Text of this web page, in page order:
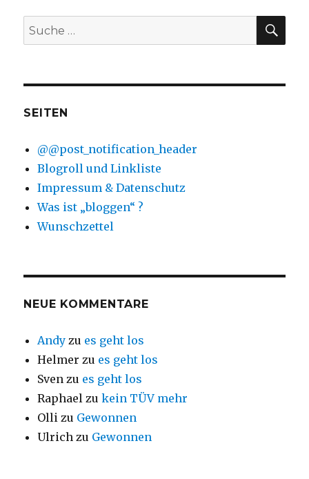
Suche
nach:
SEITEN
@@post_notification_header
Blogroll und Linkliste
Impressum & Datenschutz
Was ist „bloggen“ ?
Wunschzettel
NEUE KOMMENTARE
Andy zu es geht los
Helmer zu es geht los
Sven zu es geht los
Raphael zukein TÜV mehr
Olli zu Gewonnen
Ulrich zu Gewonnen